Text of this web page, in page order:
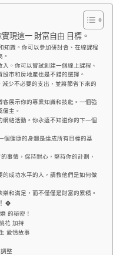
現這一 財富自由 目標。
知識。你可以參加研討會、在線課程
。
。你可以嘗試創建一個線上課程、
市和房地產也是不錯的選擇。
少不必要的支出，並將節省下來的
展示你的專業知識和技能。一個強
僱主。
絡活動。你永遠不知道你的下一個
個健康的身體是達成所有目標的基
事情，保持耐心，堅持你的計劃，
的成功水平的人，請教他們是如何做
和滿足，而不僅僅是財富的累積。
🍀
的秘密！
花 加持
愛情故事
整